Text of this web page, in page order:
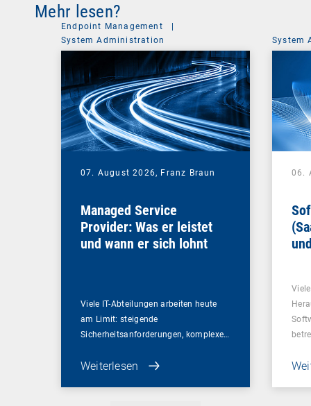
Mehr lesen?
Endpoint Management
System Administration
07. August 2026, Franz Braun
Managed Service
Provider: Was er leistet
und wann er sich lohnt
Viele IT-Abteilungen arbeiten heute
am Limit: steigende
Sicherheitsanforderungen, komplexe…
Weiterlesen
System
06.